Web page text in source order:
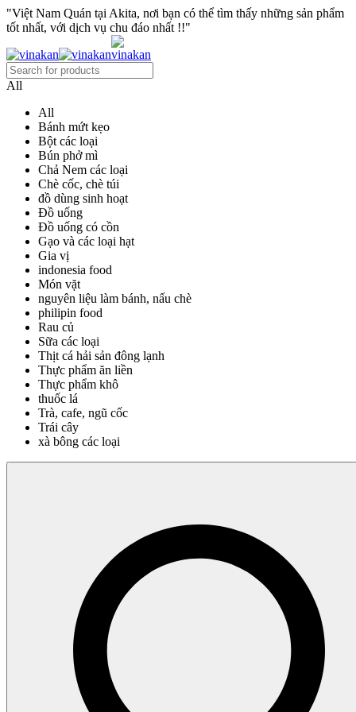
"Việt Nam Quán tại Akita, nơi bạn có thể tìm thấy những sản phẩm
tốt nhất, với dịch vụ chu đáo nhất !!"
All
All
Bánh mứt kẹo
Bột các loại
Bún phở mì
Chả Nem các loại
Chè cốc, chè túi
đồ dùng sinh hoạt
Đồ uống
Đồ uống có cồn
Gạo và các loại hạt
Gia vị
indonesia food
Món vặt
nguyên liệu làm bánh, nấu chè
philipin food
Rau củ
Sữa các loại
Thịt cá hải sản đông lạnh
Thực phẩm ăn liền
Thực phẩm khô
thuốc lá
Trà, cafe, ngũ cốc
Trái cây
xà bông các loại